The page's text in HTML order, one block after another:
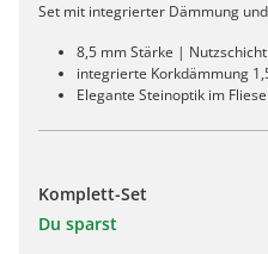
Set mit integrierter Dämmung
8,5 mm Stärke |
integrierte Korkdämmung
Elegante Steinoptik im
Komplett-Set
Du sparst